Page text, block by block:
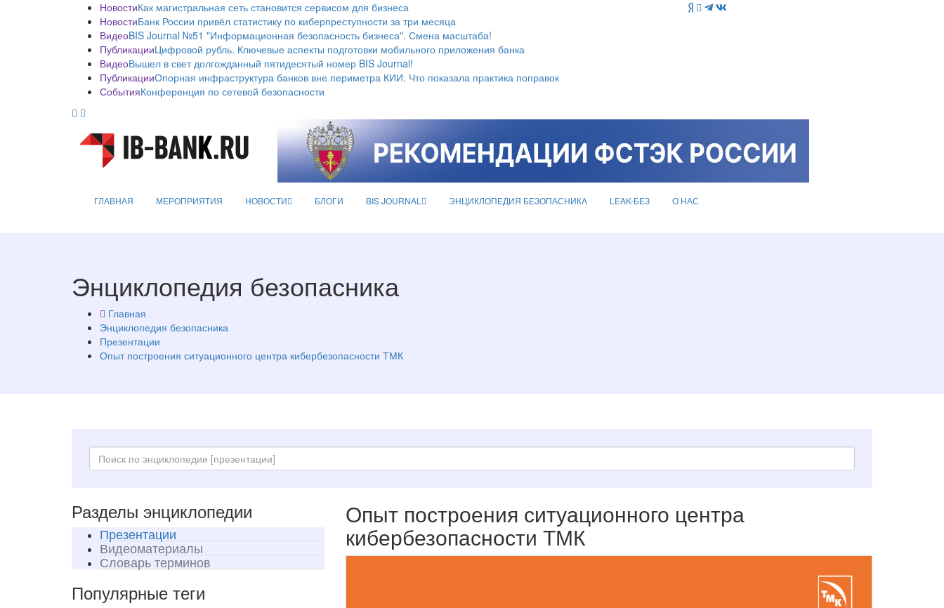
НовостиКак магистральная сеть становится сервисом для бизнеса
НовостиБанк России привёл статистику по киберпреступности за три месяца
ВидеоBIS Journal №51 "Информационная безопасность бизнеса". Смена масштаба!
ПубликацииЦифровой рубль. Ключевые аспекты подготовки мобильного приложения банка
ВидеоВышел в свет долгожданный пятидесятый номер BIS Journal!
ПубликацииОпорная инфраструктура банков вне периметра КИИ. Что показала практика поправок
СобытияКонференция по сетевой безопасности
ГЛАВНАЯ МЕРОПРИЯТИЯ НОВОСТИ БЛОГИ BIS JOURNAL ЭНЦИКЛОПЕДИЯ БЕЗОПАСНИКА LEAK-БЕЗ О НАС
Энциклопедия безопасника
Главная
Энциклопедия безопасника
Презентации
Опыт построения ситуационного центра кибербезопасности ТМК
Разделы энциклопедии
Презентации
Видеоматериалы
Словарь терминов
Популярные теги
Опыт построения ситуационного центра
кибербезопасности ТМК